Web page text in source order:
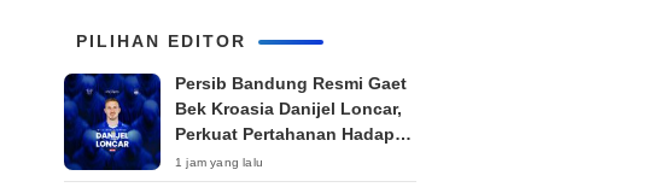
PILIHAN EDITOR
Persib Bandung Resmi Gaet
Bek Kroasia Danijel Loncar,
Perkuat Pertahanan Hadapi
Musim Padat
1 jam yang lalu